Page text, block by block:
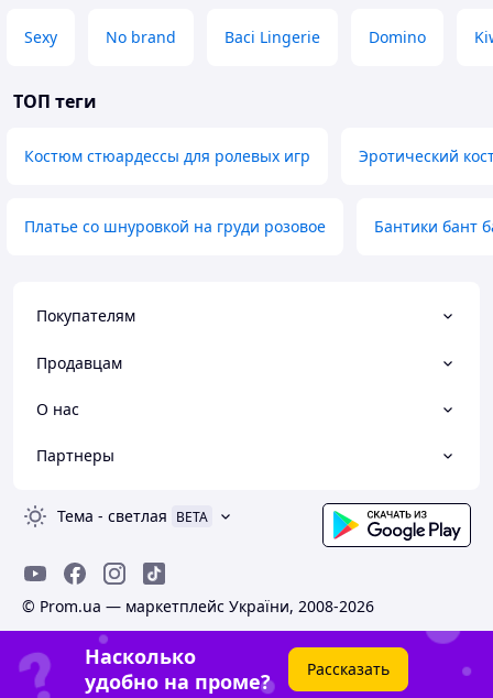
Sexy No brand Baci Lingerie Domino
ТОП теги
Костюм стюардессы для ролевых игр Эротический
Платье со шнуровкой на груди розовое Бантики бант
Покупателям
Продавцам
О нас
Партнеры
Тема - светлая BETA
© Prom.ua — маркетплейс України, 2008-2026
Насколько
удобно на проме?
Рассказать